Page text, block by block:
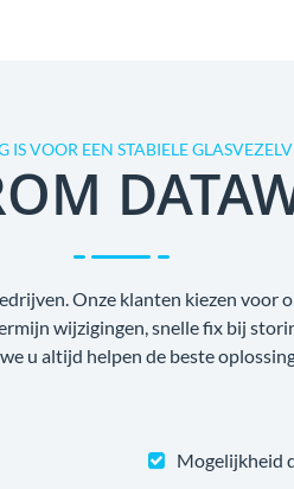
IS VOOR EEN STABIELE
Onze klanten kiezen voor
wijzigingen, snelle fix bij
u altijd helpen de beste
Mogelijkheid